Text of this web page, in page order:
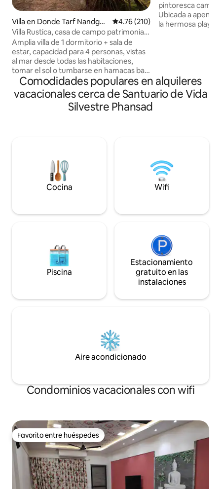
Villa en Donde Tarf Nandgao
n
Calificación promedio: 4.76 de
4.76 (210)
Villa Rustica, casa de campo patrimonial
en un cocotal
Amplia villa de 1 dormitorio + sala de
estar, capacidad para 4 personas, vistas
al mar desde todas las habitaciones,
tomar el sol o tumbarse en hamacas bajo
un dosel de cocoteros, disfrutar de
cocos frescos de nuestros árboles,
comidas caseras, clima ventoso, cielos
estrellados y una playa aislada. Visita el
reuniones. Disponible con cocinero,
limpiador, jardinero.
pintoresca
Ubicada a apenas
la hermosa playa
desde Mumbai a
través de un auto
También hay
Comodidades populares en alquileres
vacacionales cerca de Santuario de Vida
Silvestre Phansad
Cocina Wifi
Piscina
Estacionamiento
gratuito en las
instalaciones
Aire acondicionado
Condominios vacacionales con wifi
Favorito entre huéspedes
Favorito entre huéspedes